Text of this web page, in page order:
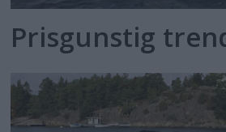
Prisgunstig